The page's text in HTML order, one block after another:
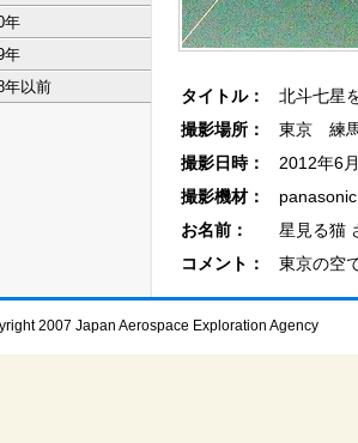
年
年
年以前
タイトル：
北斗七星
撮影場所：
東京 練
撮影日時：
2012年6
撮影機材：
お名前：
星見る猫
コメント：
東京の空
2007 Japan Aerospace Exploration Agency